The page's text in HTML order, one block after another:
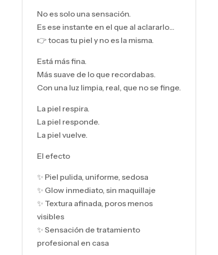
No es solo una sensación.
Es ese instante en el que al aclararlo…
👉 tocas tu piel y no es la misma.
Está más fina.
Más suave de lo que recordabas.
Con una luz limpia, real, que no se finge.
La piel respira.
La piel responde.
La piel vuelve.
El efecto
✨ Piel pulida, uniforme, sedosa
✨ Glow inmediato, sin maquillaje
✨ Textura afinada, poros menos
visibles
✨ Sensación de tratamiento
profesional en casa